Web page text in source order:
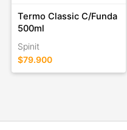
Termo Classic C/Funda
500ml
Spinit
$79.900